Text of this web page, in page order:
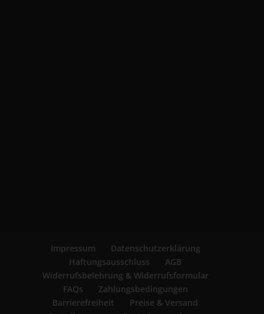
Impressum
Datenschutzerklärung
Haftungsausschluss
AGB
Widerrufsbelehrung & Widerrufsformular
FAQs
Zahlungsbedingungen
Barrierefreiheit
Preise & Versand